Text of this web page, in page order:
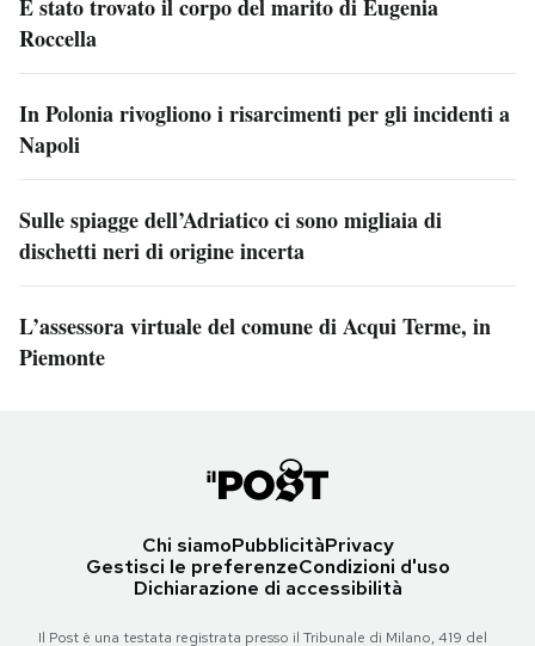
È stato trovato il corpo del marito di Eugenia
Roccella
In Polonia rivogliono i risarcimenti per gli incidenti a
Napoli
Sulle spiagge dell’Adriatico ci sono migliaia di
dischetti neri di origine incerta
L’assessora virtuale del comune di Acqui Terme, in
Piemonte
Chi siamoPubblicitàPrivacy
Gestisci le preferenzeCondizioni d'uso
Dichiarazione di accessibilità
Il Post è una testata registrata presso il Tribunale di Milano, 419 del